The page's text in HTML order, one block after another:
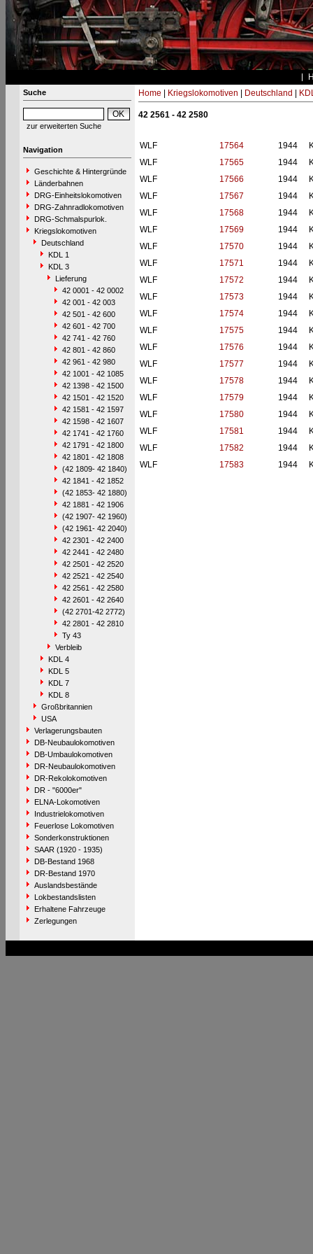
Suche
zur erweiterten Suche
Navigation
Geschichte & Hintergründe
Länderbahnen
DRG-Einheitslokomotiven
DRG-Zahnradlokomotiven
DRG-Schmalspurlok.
Kriegslokomotiven
Deutschland
KDL 1
KDL 3
Lieferung
42 0001 - 42 0002
42 001 - 42 003
42 501 - 42 600
42 601 - 42 700
42 741 - 42 760
42 801 - 42 860
42 961 - 42 980
42 1001 - 42 1085
42 1398 - 42 1500
42 1501 - 42 1520
42 1581 - 42 1597
42 1598 - 42 1607
42 1741 - 42 1760
42 1791 - 42 1800
42 1801 - 42 1808
(42 1809- 42 1840)
42 1841 - 42 1852
(42 1853- 42 1880)
42 1881 - 42 1906
(42 1907- 42 1960)
(42 1961- 42 2040)
42 2301 - 42 2400
42 2441 - 42 2480
42 2501 - 42 2520
42 2521 - 42 2540
42 2561 - 42 2580
42 2601 - 42 2640
(42 2701-42 2772)
42 2801 - 42 2810
Ty 43
Verbleib
KDL 4
KDL 5
KDL 7
KDL 8
Großbritannien
USA
Verlagerungsbauten
DB-Neubaulokomotiven
DB-Umbaulokomotiven
DR-Neubaulokomotiven
DR-Rekolokomotiven
DR - "6000er"
ELNA-Lokomotiven
Industrielokomotiven
Feuerlose Lokomotiven
Sonderkonstruktionen
SAAR (1920 - 1935)
DB-Bestand 1968
DR-Bestand 1970
Auslandsbestände
Lokbestandslisten
Erhaltene Fahrzeuge
Zerlegungen
Home Kriegslokomotiven Deutschland
42 2561 - 42 2580
WLF 17564 1944
WLF
17565 1944
WLF
17566 1944
WLF
17567 1944
WLF
17568 1944
WLF
17569 1944
WLF
17570 1944
WLF
17571 1944
WLF
17572 1944
WLF
17573 1944
WLF
17574 1944
WLF
17575 1944
WLF
17576 1944
WLF
17577 1944
WLF
17578 1944
WLF
17579 1944
WLF
17580 1944
WLF
17581 1944
WLF
17582 1944
WLF
17583 1944